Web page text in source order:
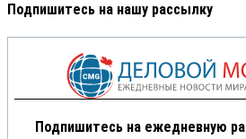
Подпишитесь на нашу рассылку
Подпишитесь на ежедневную